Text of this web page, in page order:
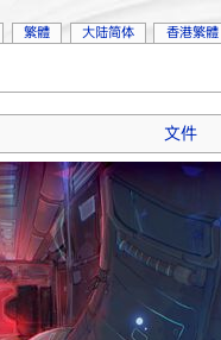
文件
繁體 大陆简体 香港繁體